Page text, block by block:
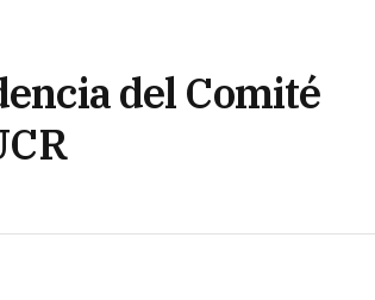
del Comité